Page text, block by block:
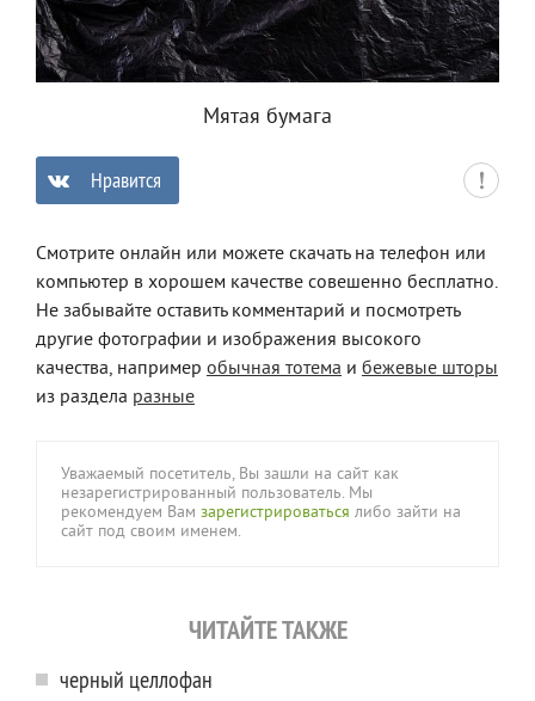
Мятая бумага
Нравится
Смотрите онлайн или можете скачать на телефон или
компьютер в хорошем качестве совешенно бесплатно.
Не забывайте оставить комментарий и посмотреть
другие фотографии и изображения высокого
качества, например обычная тотема и бежевые шторы
из раздела разные
Уважаемый посетитель, Вы зашли на сайт как
незарегистрированный пользователь. Мы
рекомендуем Вам зарегистрироваться либо зайти на
сайт под своим именем.
ЧИТАЙТЕ ТАКЖЕ
черный целлофан